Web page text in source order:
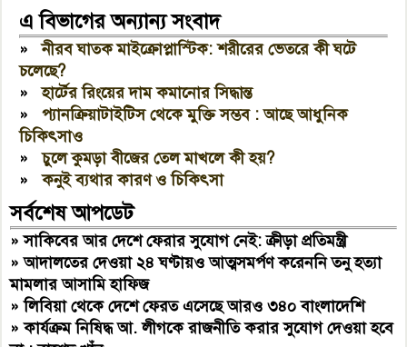
এ বিভাগের অন্যান্য সংবাদ
»নীরব ঘাতক মাইক্রোপ্লাস্টিক: শরীরের ভেতরে কী ঘটে
চলেছে?
»হার্টের রিংয়ের দাম কমানোর সিদ্ধান্ত
»প্যানক্রিয়াটাইটিস থেকে মুক্তি সম্ভব : আছে আধুনিক
চিকিৎসাও
»চুলে কুমড়া বীজের তেল মাখলে কী হয়?
»কনুই ব্যথার কারণ ও চিকিৎসা
সর্বশেষ আপডেট
»সাকিবের আর দেশে ফেরার সুযোগ নেই: ক্রীড়া প্রতিমন্ত্রী
»আদালতের দেওয়া ২৪ ঘণ্টায়ও আত্মসমর্পণ করেননি তনু হত্যা
মামলার আসামি হাফিজ
»লিবিয়া থেকে দেশে ফেরত এসেছে আরও ৩৪০ বাংলাদেশি
»কার্যক্রম নিষিদ্ধ আ. লীগকে রাজনীতি করার সুযোগ দেওয়া হবে